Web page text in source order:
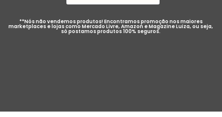
**Nós não vendemos produtos! Encontramos promoção nos maiores
marketplaces e lojas como Mercado Livre, Amazon e Magazine Luiza, ou seja,
só postamos produtos 100% seguros.